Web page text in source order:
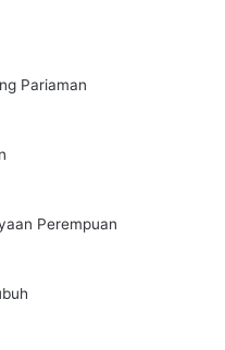
Pariaman
Perempuan